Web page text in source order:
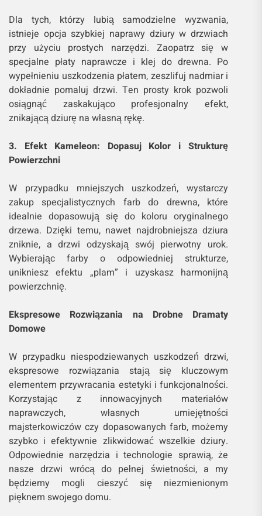
Dla tych, którzy lubią samodzielne wyzwania,
istnieje opcja szybkiej naprawy dziury w drzwiach
przy użyciu prostych narzędzi. Zaopatrz się w
specjalne płaty naprawcze i klej do drewna. Po
wypełnieniu uszkodzenia płatem, zeszlifuj nadmiar i
dokładnie pomaluj drzwi. Ten prosty krok pozwoli
osiągnąć zaskakująco profesjonalny efekt,
znikającą dziurę na własną rękę.
3. Efekt Kameleon: Dopasuj Kolor i Strukturę
Powierzchni
W przypadku mniejszych uszkodzeń, wystarczy
zakup specjalistycznych farb do drewna, które
idealnie dopasowują się do koloru oryginalnego
drzewa. Dzięki temu, nawet najdrobniejsza dziura
zniknie, a drzwi odzyskają swój pierwotny urok.
Wybierając farby o odpowiedniej strukturze,
unikniesz efektu „plam” i uzyskasz harmonijną
powierzchnię.
Ekspresowe Rozwiązania na Drobne Dramaty
Domowe
W przypadku niespodziewanych uszkodzeń drzwi,
ekspresowe rozwiązania stają się kluczowym
elementem przywracania estetyki i funkcjonalności.
Korzystając z innowacyjnych materiałów
naprawczych, własnych umiejętności
majsterkowiczów czy dopasowanych farb, możemy
szybko i efektywnie zlikwidować wszelkie dziury.
Odpowiednie narzędzia i technologie sprawią, że
nasze drzwi wrócą do pełnej świetności, a my
będziemy mogli cieszyć się niezmienionym
pięknem swojego domu.